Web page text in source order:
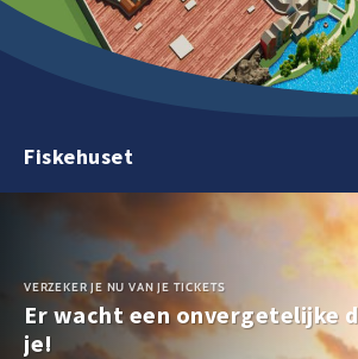
Fiskehuset
VERZEKER JE NU VAN JE TICKETS
Er wacht een onvergetelijke
je!